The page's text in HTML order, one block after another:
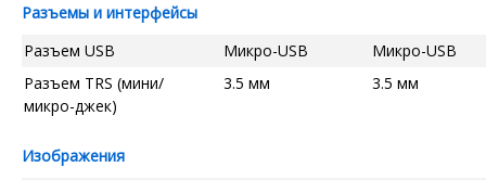
Разъемы и интерфейсы
Разъем USB
Микро-USB
Микро-USB
Разъем TRS (мини/
микро-джек)
3.5 мм 3.5 мм
Изображения